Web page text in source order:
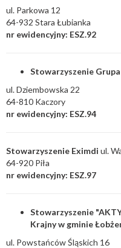
ul. Parkowa 12
64-932 Stara Łubianka
nr ewidencyjny: ESZ.92
Stowarzyszenie
ul. Dziembowska 22
64-810 Kaczory
nr ewidencyjny: ESZ.94
Stowarzyszenie Eximdi ul.
64-920 Piła
nr ewidencyjny: ESZ.97
Stowarzyszenie
Krajny w gminie
ul. Powstańców Śląskich 16